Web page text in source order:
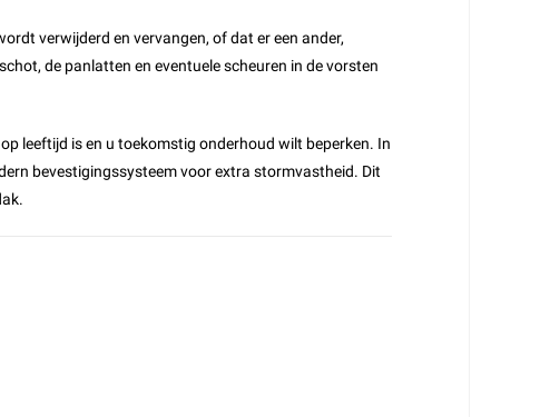
verwijderd en vervangen, of dat er een ander,
de panlatten en eventuele scheuren in de vorsten
leeftijd is en u toekomstig onderhoud wilt beperken. In
bevestigingssysteem voor extra stormvastheid. Dit